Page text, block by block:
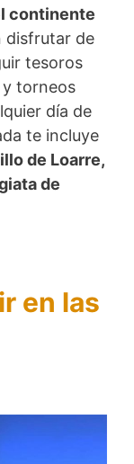
continente
disfrutar de
tesoros
y torneos
día de
te incluye
de Loarre,
de
en las